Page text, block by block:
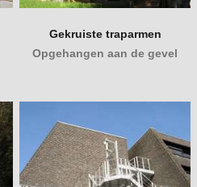
Gekruiste traparmen
Opgehangen aan de gevel